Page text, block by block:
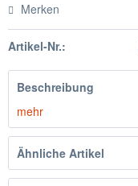
Merken
Artikel-Nr.:
Beschreibung
mehr
Ähnliche Artikel